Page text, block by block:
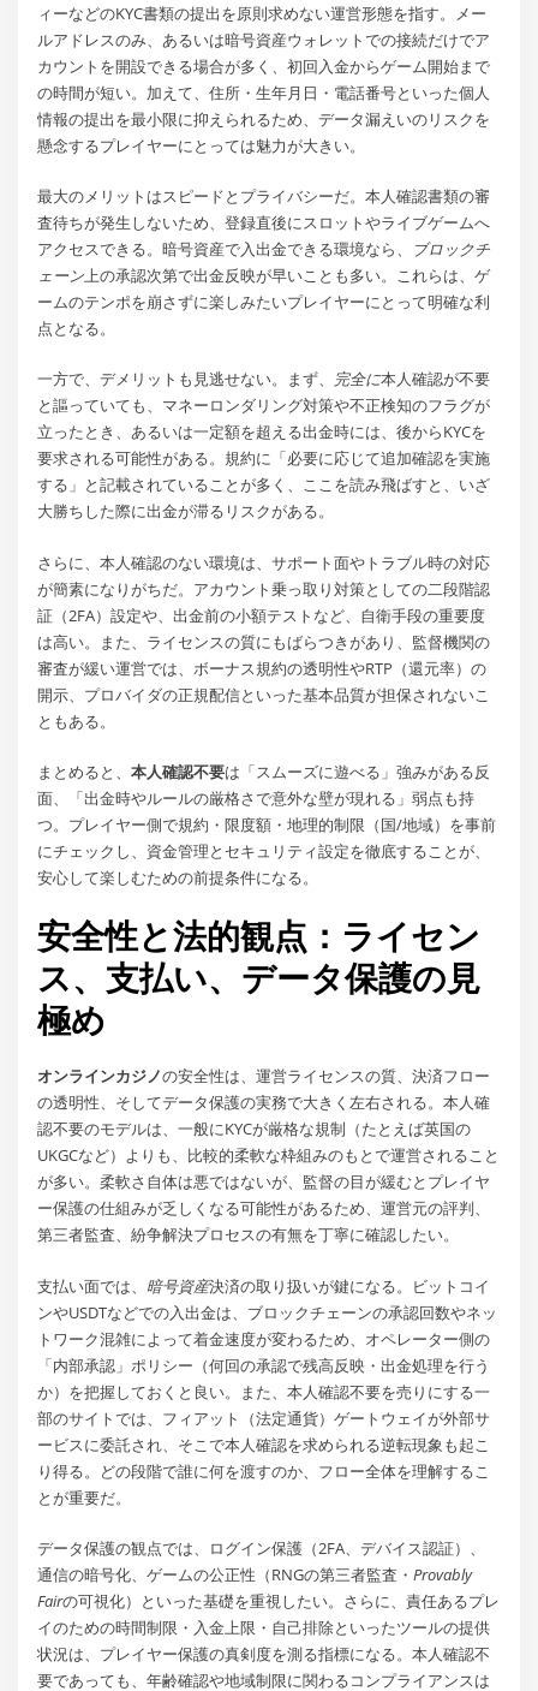
ィーなどのKYC書類の提出を原則求めない運営形態を指す。メー
ルアドレスのみ、あるいは暗号資産ウォレットでの接続だけでア
カウントを開設できる場合が多く、初回入金からゲーム開始まで
の時間が短い。加えて、住所・生年月日・電話番号といった個人
情報の提出を最小限に抑えられるため、データ漏えいのリスクを
懸念するプレイヤーにとっては魅力が大きい。
最大のメリットはスピードとプライバシーだ。本人確認書類の審
査待ちが発生しないため、登録直後にスロットやライブゲームへ
アクセスできる。暗号資産で入出金できる環境なら、
ブロックチ
ェーン上の承認次第で出金反映が早いことも多い。これらは、ゲ
ームのテンポを崩さずに楽しみたいプレイヤーにとって明確な利
点となる。
一方で、デメリットも見逃せない。まず、 完全に本人確認が不要
と謳っていても、マネーロンダリング対策や不正検知のフラグが
立ったとき、あるいは一定額を超える出金時には、後からKYCを
要求される可能性がある。規約に「必要に応じて追加確認を実施
する」と記載されていることが多く、ここを読み飛ばすと、いざ
大勝ちした際に出金が滞るリスクがある。
さらに、本人確認のない環境は、サポート面やトラブル時の対応
が簡素になりがちだ。アカウント乗っ取り対策としての二段階認
証（2FA）設定や、出金前の小額テストなど、自衛手段の重要度
は高い。また、ライセンスの質にもばらつきがあり、監督機関の
審査が緩い運営では、ボーナス規約の透明性やRTP（還元率）の
開示、プロバイダの正規配信といった基本品質が担保されないこ
ともある。
まとめると、本人確認不要は「スムーズに遊べる」強みがある反
面、「出金時やルールの厳格さで意外な壁が現れる」弱点も持
つ。プレイヤー側で規約・限度額・地理的制限（国/地域）を事前
にチェックし、資金管理とセキュリティ設定を徹底することが、
安心して楽しむための前提条件になる。
安全性と法的観点：ライセン
ス、支払い、データ保護の見
極め
オンラインカジノの安全性は、運営ライセンスの質、決済フロー
の透明性、そしてデータ保護の実務で大きく左右される。本人確
認不要のモデルは、一般にKYCが厳格な規制（たとえば英国の
UKGCなど）よりも、比較的柔軟な枠組みのもとで運営されること
が多い。柔軟さ自体は悪ではないが、監督の目が緩むとプレイヤ
ー保護の仕組みが乏しくなる可能性があるため、運営元の評判、
第三者監査、紛争解決プロセスの有無を丁寧に確認したい。
支払い面では、 暗号資産決済の取り扱いが鍵になる。ビットコイ
ンやUSDTなどでの入出金は、ブロックチェーンの承認回数やネッ
トワーク混雑によって着金速度が変わるため、オペレーター側の
「内部承認」ポリシー（何回の承認で残高反映・出金処理を行う
か）を把握しておくと良い。また、本人確認不要を売りにする一
部のサイトでは、フィアット（法定通貨）ゲートウェイが外部サ
ービスに委託され、そこで本人確認を求められる逆転現象も起こ
り得る。どの段階で誰に何を渡すのか、フロー全体を理解するこ
とが重要だ。
データ保護の観点では、ログイン保護（2FA、デバイス認証）、
通信の暗号化、ゲームの公正性（RNGの第三者監査・Provably
Fairの可視化）といった基礎を重視したい。さらに、責任あるプレ
イのための時間制限・入金上限・自己排除といったツールの提供
状況は、プレイヤー保護の真剣度を測る指標になる。本人確認不
要であっても、年齢確認や地域制限に関わるコンプライアンスは